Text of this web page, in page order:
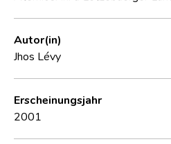
CNL
Forschungsgruppe
Kontakt
Autor(in)
Jhos Lévy
Erscheinungsjahr
2001